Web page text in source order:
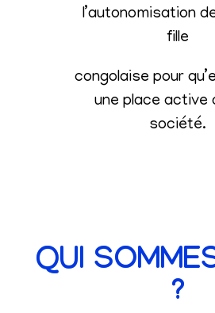
l’autonomisation
fille
congolaise pour
une place active
société.
QUI
?